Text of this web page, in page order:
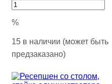
%
15 в наличии (может быть
предзаказано)